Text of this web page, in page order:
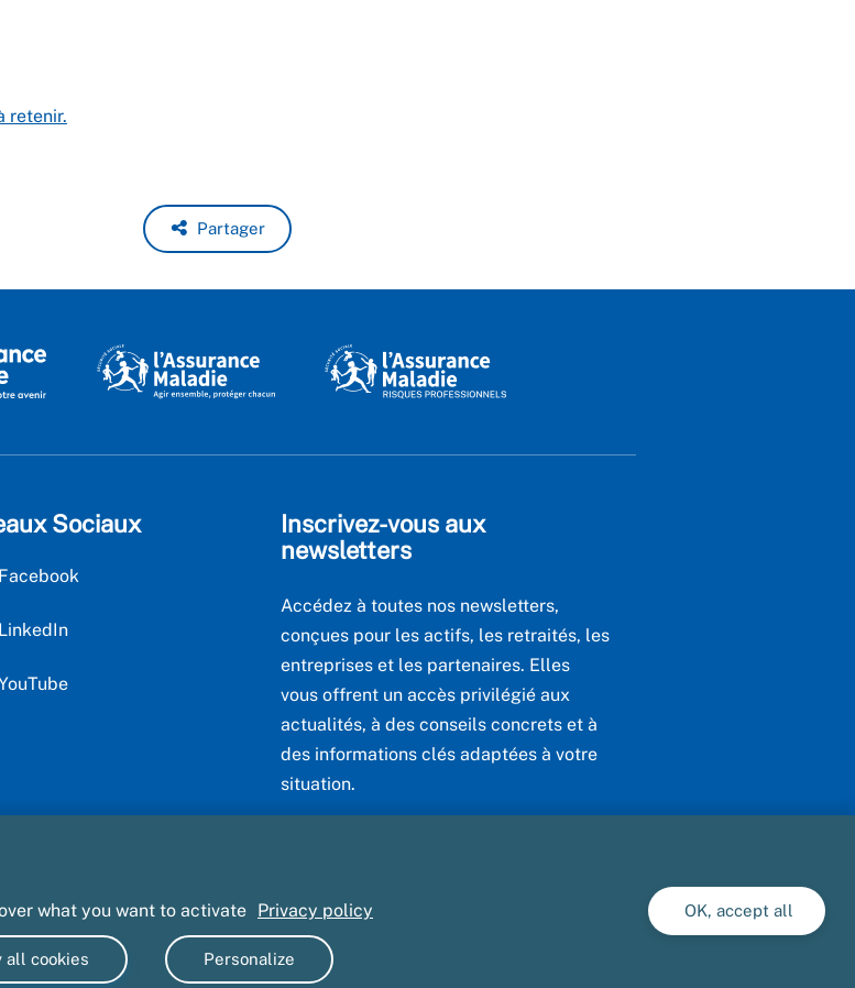
retenir.
Partager
Sociaux
Facebook
LinkedIn
Inscrivez-vous aux
newsletters
Accédez à toutes nos newsletters,
conçues pour les actifs, les retraités, les
entreprises et les partenaires. Elles
vous offrent un accès privilégié aux
actualités, à des conseils concrets et à
des informations clés adaptées à votre
situation.
et libertés Accessibilité : non conforme Marchés publics
what you want to activate Privacy policy OK, accept all
all cookies Personalize